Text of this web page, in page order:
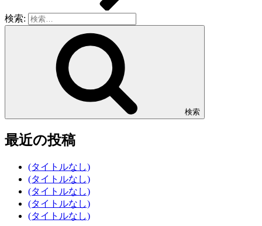
検索:
検索
最近の投稿
(タイトルなし)
(タイトルなし)
(タイトルなし)
(タイトルなし)
(タイトルなし)